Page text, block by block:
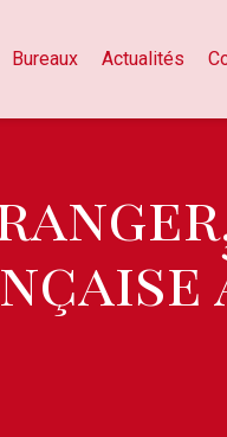
Bureaux Actualités